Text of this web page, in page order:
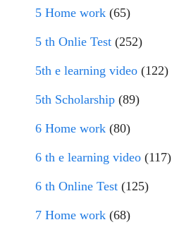
5 Home work (65)
5 th Onlie Test (252)
5th e learning video (122)
5th Scholarship (89)
6 Home work (80)
6 th e learning video (117)
6 th Online Test (125)
7 Home work (68)